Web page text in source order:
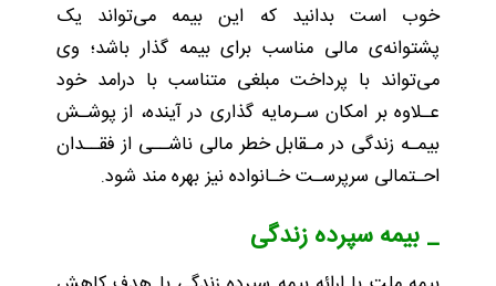
خوب است بدانید که این بیمه می‌تواند یک
پشتوانه‌ی مالی مناسب برای بیمه گذار باشد؛ وی
می‌تواند با پرداخت مبلغی متناسب با درامد خود
عـلاوه بر امکان سـرمایه گذاری در آینده، از پوشـش
بیمـه زندگی در مـقابل خطر مالی ناشــی از فقــدان
احـتمالی سرپرسـت خـانواده نیز بهره مند شود.
_ بیمه سپرده زندگی